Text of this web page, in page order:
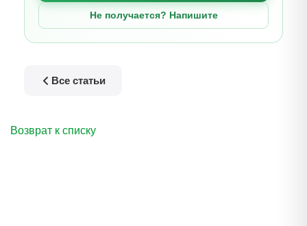
Не получается? Напишите
Все статьи
Возврат к списку